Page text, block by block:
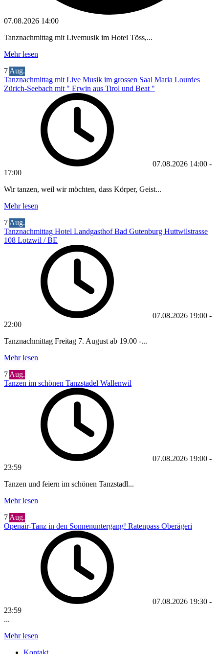
07.08.2026 14:00
Tanznachmittag mit Livemusik im Hotel Töss,...
Mehr lesen
7 Aug.
Tanznachmittag mit Live Musik im grossen Saal Maria Lourdes
Zürich-Seebach mit " Erwin aus Tirol und Beat "
07.08.2026 14:00 -
17:00
Wir tanzen, weil wir möchten, dass Körper, Geist...
Mehr lesen
7 Aug.
Tanznachmittag Hotel Landgasthof Bad Gutenburg Huttwilstrasse
108 Lotzwil / BE
07.08.2026 19:00 -
22:00
Tanznachmittag Freitag 7. August ab 19.00 -...
Mehr lesen
7 Aug.
Tanzen im schönen Tanzstadel Wallenwil
07.08.2026 19:00 -
23:59
Tanzen und feiern im schönen Tanzstadl...
Mehr lesen
7 Aug.
Openair-Tanz in den Sonnenuntergang! Ratenpass Oberägeri
07.08.2026 19:30 -
23:59
...
Mehr lesen